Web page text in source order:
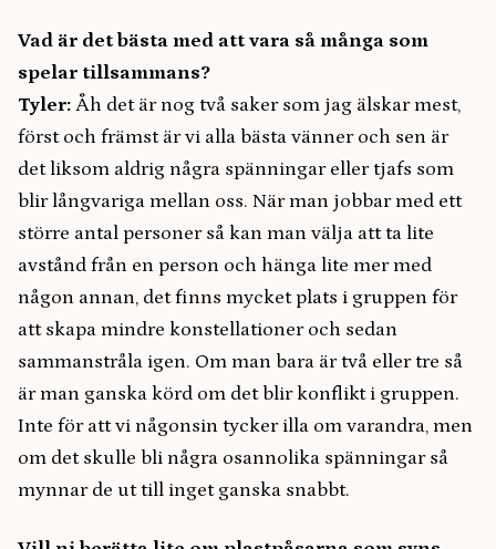
Vad är det bästa med att vara så många som
spelar tillsammans?
Tyler: Åh det är nog två saker som jag älskar mest,
först och främst är vi alla bästa vänner och sen är
det liksom aldrig några spänningar eller tjafs som
blir långvariga mellan oss. När man jobbar med ett
större antal personer så kan man välja att ta lite
avstånd från en person och hänga lite mer med
någon annan, det finns mycket plats i gruppen för
att skapa mindre konstellationer och sedan
sammanstråla igen. Om man bara är två eller tre så
är man ganska körd om det blir konflikt i gruppen.
Inte för att vi någonsin tycker illa om varandra, men
om det skulle bli några osannolika spänningar så
mynnar de ut till inget ganska snabbt.